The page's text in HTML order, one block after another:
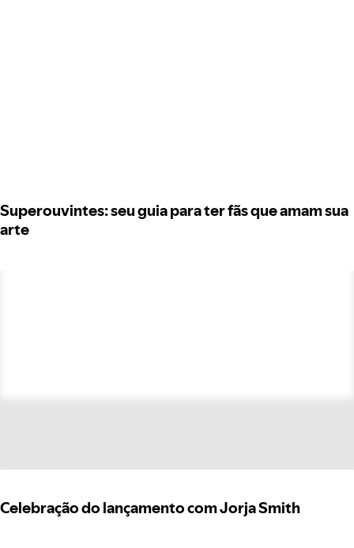
Superouvintes: seu guia para ter fãs que amam sua
arte
Celebração do lançamento com Jorja Smith